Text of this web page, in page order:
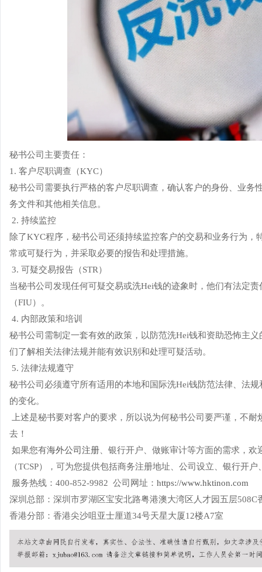
秘书公司主要责任：
1. 客户尽职调查（KYC）
秘书公司需要执行严格的客户尽职调查，确认客户的身份、业务
务文件和其他相关信息。
2. 持续监控
除了KYC程序，秘书公司还须持续监控客户的交易和业务行为
常或可疑行为，并采取必要的报告和处理措施。
3. 可疑交易报告（STR）
当秘书公司发现任何可疑交易或洗Hei钱的迹象时，他们有法定
（FIU）。
4. 内部政策和培训
秘书公司需制定一套有效的政策，以防范洗Hei钱和资助恐怖主
们了解相关法律法规并能有效识别和处理可疑活动。
5. 法律法规遵守
秘书公司必须遵守所有适用的本地和国际洗Hei钱防范法律、法
的变化。
上述是秘书要对客户的要求，所以说为何秘书公司要严谨，不
去！
如果您有海外公司注册 、银行开户、做账审计等方面的需求，
（TCSP），可为您提供包括商务注册地址、公司设立、银行开
服务热线：400-852-9982 公司网址： https://www.hktinon.com
深圳总部：深圳市罗湖区宝安北路粤港澳大湾区人才园五层
香港分部：香港尖沙咀亚士厘道34号天星大厦12楼A7室